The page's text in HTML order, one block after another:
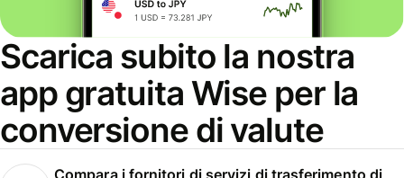
Scarica subito la nostra
app gratuita Wise per la
conversione di valute